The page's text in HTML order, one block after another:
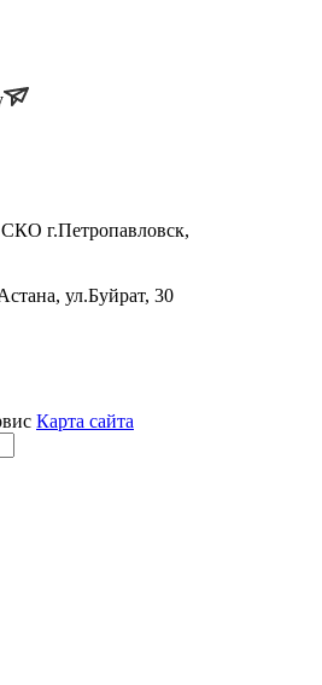
г.Петропавловск,
ул.Буйрат, 30
Карта сайта